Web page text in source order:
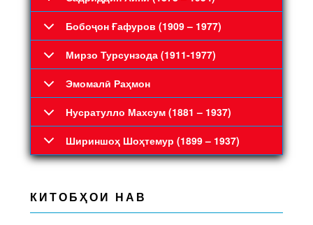
Бобоҷон Ғафуров (1909 – 1977)
Мирзо Турсунзода (1911-1977)
Эмомалӣ Раҳмон
Нусратулло Махсум (1881 – 1937)
Шириншоҳ Шоҳтемур (1899 – 1937)
КИТОБҲОИ НАВ